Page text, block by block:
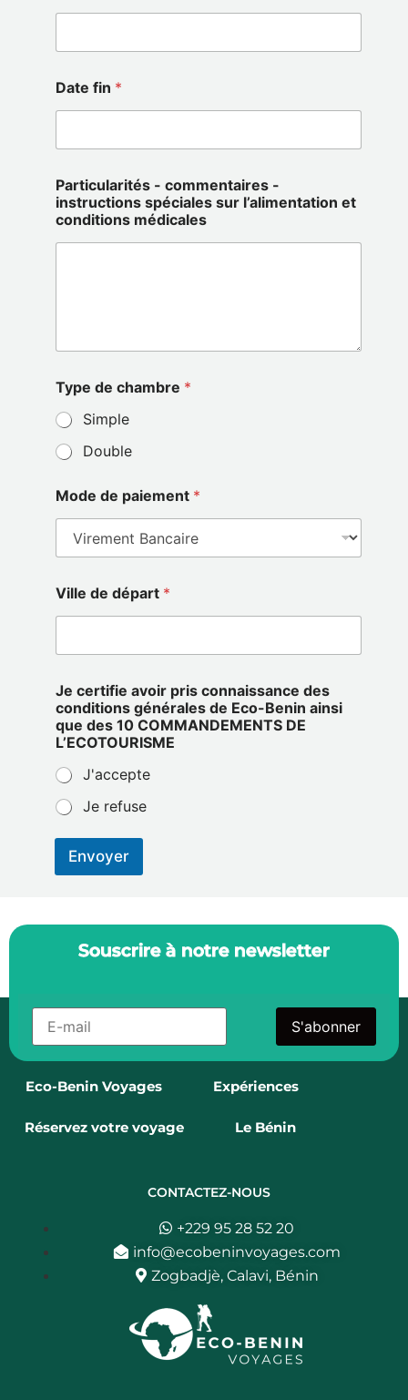
Date fin *
Particularités - commentaires -
instructions spéciales sur l’alimentation et
conditions médicales
Type de chambre *
Simple
Double
Mode de paiement *
Ville de départ *
Je certifie avoir pris connaissance des
conditions générales de Eco-Benin ainsi
que des 10 COMMANDEMENTS DE
L’ECOTOURISME
J'accepte
Je refuse
Envoyer
Souscrire à notre newsletter
S'abonner
Eco-Benin Voyages Expériences
Réservez votre voyage Le Bénin
CONTACTEZ-NOUS
+229 95 28 52 20
info@ecobeninvoyages.com
Zogbadjè, Calavi, Bénin